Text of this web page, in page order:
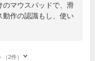
のマウスパッドで、滑
動作の認識もし、使い
2件）